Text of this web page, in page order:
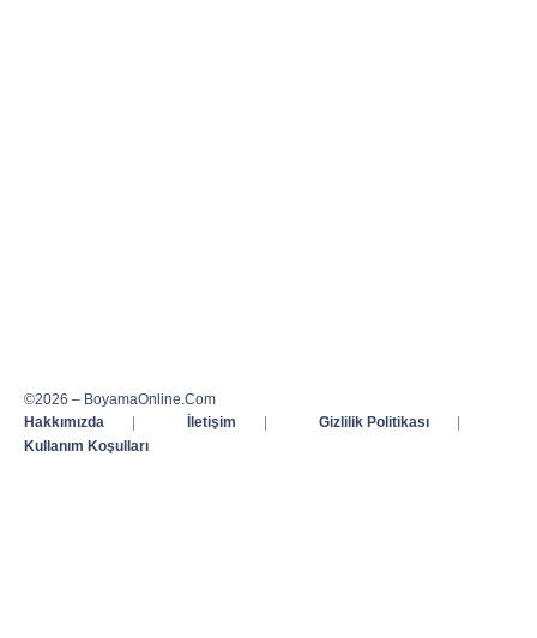
©2026 – BoyamaOnline.Com
Hakkımızda
| İletişim | Gizlilik Politikası
|
Kullanım Koşulları